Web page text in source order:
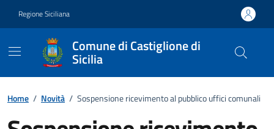
Regione Siciliana
Comune di Castiglione di
Sicilia
Home / Novità / Sospensione ricevimento al pubblico uffici comunali